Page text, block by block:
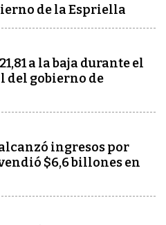
de la Espriella
a la baja durante el
gobierno de
ingresos por
$6,6 billones en